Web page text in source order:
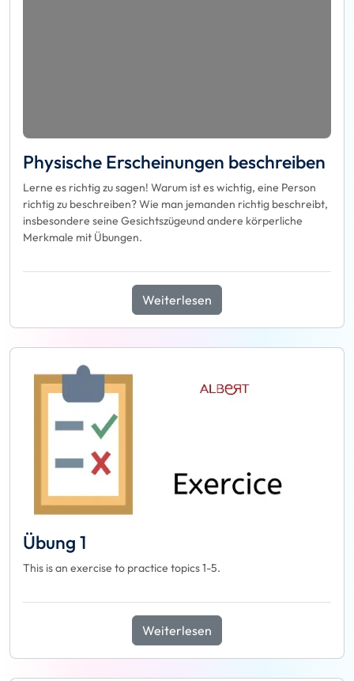
Physische Erscheinungen beschreiben
Lerne es richtig zu sagen! Warum ist es wichtig, eine Person
richtig zu beschreiben? Wie man jemanden richtig beschreibt,
insbesondere seine Gesichtszügeund andere körperliche
Merkmale mit Übungen.
Weiterlesen
Übung 1
This is an exercise to practice topics 1-5.
Weiterlesen